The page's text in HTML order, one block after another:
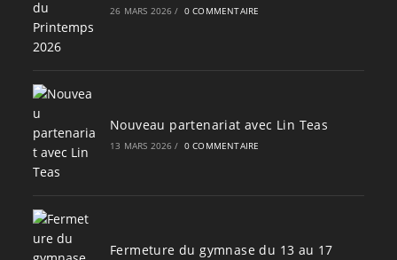
26 MARS 2026 / 0 COMMENTAIRE
Nouveau partenariat avec Lin Teas
13 MARS 2026 / 0 COMMENTAIRE
Fermeture du gymnase du 13 au 17